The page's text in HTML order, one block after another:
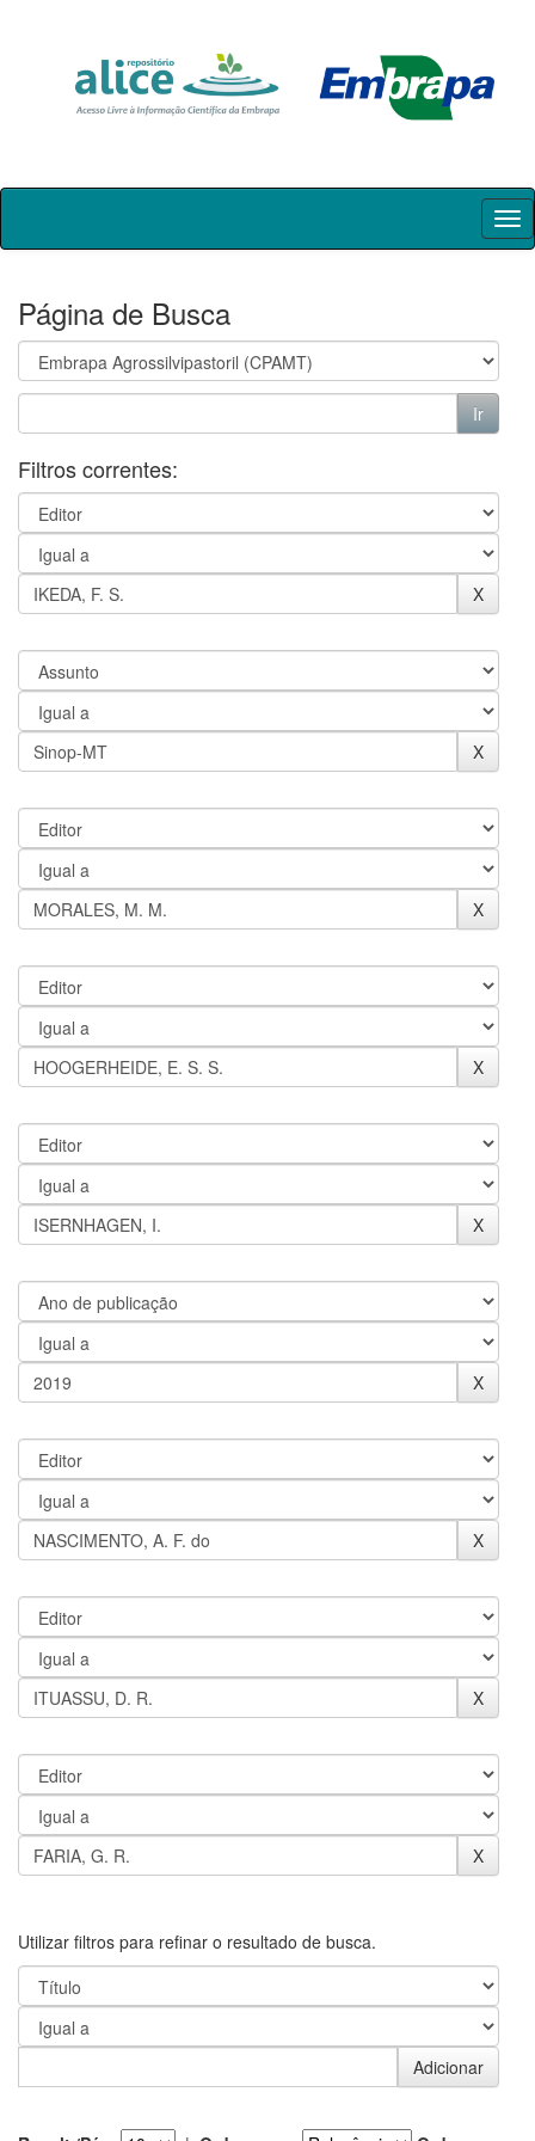
Skip
Página de Busca
Filtros correntes:
Utilizar filtros para refinar o resultado de busca.